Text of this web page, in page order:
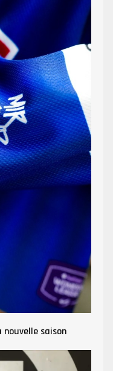
nouvelle saison